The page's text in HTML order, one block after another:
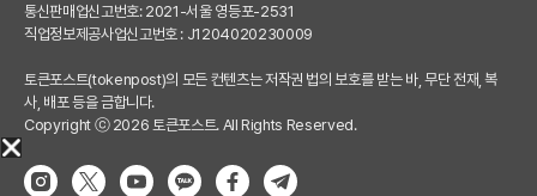
통신판매업신고번호: 2021-서울 영등포-2531
직업정보제공사업신고번호 : J1204020230009
토큰포스트(tokenpost)의 모든 컨텐츠는 저작권 법의 보호를 받는 바, 무단 전재, 복
사, 배포 등을 금합니다.
Copyright ⓒ 2026 토큰포스트. All Rights Reserved.